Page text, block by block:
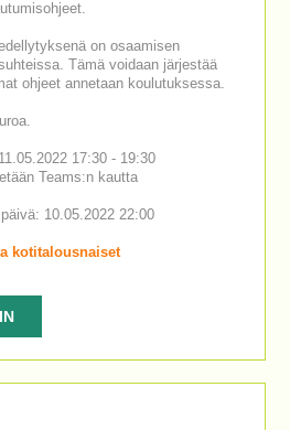
on osaamisen
Tämä voidaan järjestää
ohjeet annetaan koulutuksessa.
17:30 - 19:30
Teams:n kautta
10.05.2022 22:00
kotitalousnaiset